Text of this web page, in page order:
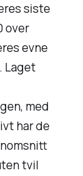
siste
over
evne
Laget
med
har de
tvil